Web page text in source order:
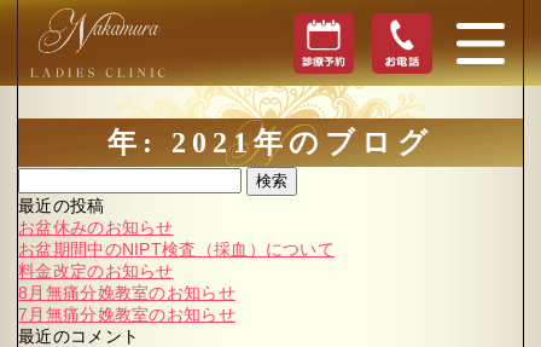
年: 2021年のブログ
検索
最近の投稿
お盆休みのお知らせ
お盆期間中のNIPT検査（採血）について
料金改定のお知らせ
8月無痛分娩教室のお知らせ
7月無痛分娩教室のお知らせ
最近のコメント